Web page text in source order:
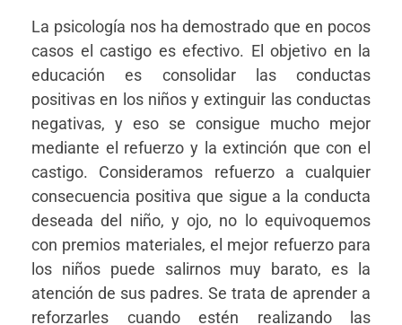
La psicología nos ha demostrado que en pocos
casos el castigo es efectivo. El objetivo en la
educación es consolidar las conductas
positivas en los niños y extinguir las conductas
negativas, y eso se consigue mucho mejor
mediante el refuerzo y la extinción que con el
castigo. Consideramos refuerzo a cualquier
consecuencia positiva que sigue a la conducta
deseada del niño, y ojo, no lo equivoquemos
con premios materiales, el mejor refuerzo para
los niños puede salirnos muy barato, es la
atención de sus padres. Se trata de aprender a
reforzarles cuando estén realizando las